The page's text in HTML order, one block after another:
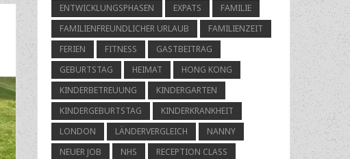
ENTWICKLUNGSPHASEN
EXPATS
FAMILIE
FAMILIENFREUNDLICHER URLAUB
FAMILIENZEIT
FERIEN
FITNESS
GASTBEITRAG
GEBURTSTAG
HEIMAT
HONG KONG
KINDERBETREUUNG
KINDERGARTEN
KINDERGEBURTSTAG
KINDERKRANKHEIT
LONDON
LÄNDERVERGLEICH
NANNY
NEUER JOB
NHS
RECEPTION CLASS